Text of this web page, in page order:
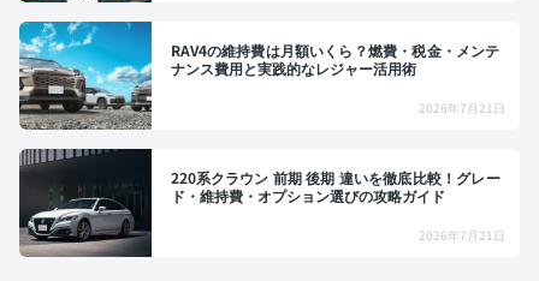
RAV4の維持費は月額いくら？燃費・税金・メンテ
ナンス費用と実践的なレジャー活用術
2026年7月21日
220系クラウン 前期 後期 違いを徹底比較！グレー
ド・維持費・オプション選びの攻略ガイド
2026年7月21日